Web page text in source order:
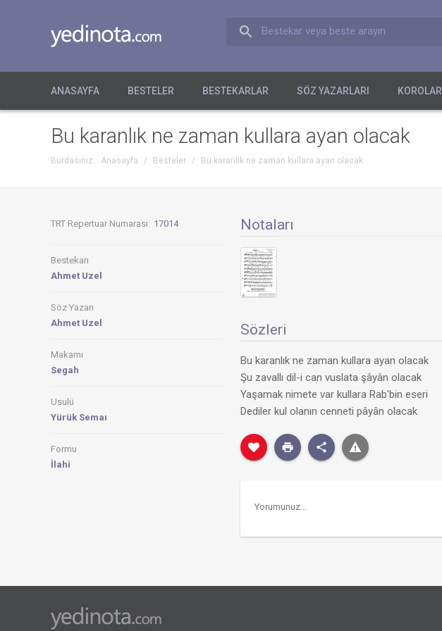
Bestekar veya beste arayın
ANASAYFA BESTELER BESTEKARLAR SÖZ YAZARLARI KOROLAR
Bu karanlık ne zaman kullara ayan olacak
Burdasınız: Anasayfa / Besteler / Bu karanlık ne zaman kullara ayan olacak
TRT Repertuar Numarası: 17014
Bestekarı
Ahmet Uzel
Söz Yazarı
Ahmet Uzel
Makamı
Segah
Usulü
Yürük Semaı
Formu
İlahi
Notaları
Sözleri
Bu karanlık ne zaman kullara ayan olacak
Şu zavallı dil-i can vuslata şâyân olacak
Yaşamak nimete var kullara Rab'bin eseri
Dediler kul olanın cenneti pâyân olacak